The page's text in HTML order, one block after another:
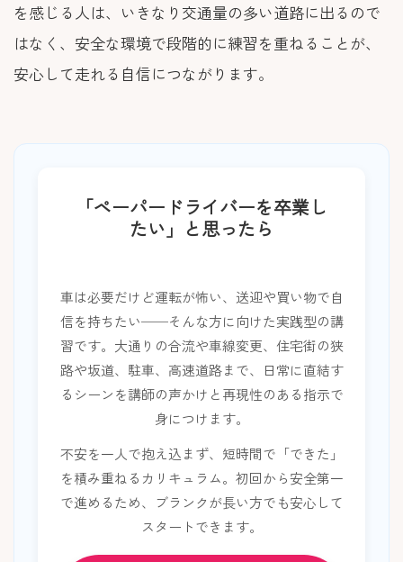
を感じる人は、いきなり交通量の多い道路に出るので
はなく、安全な環境で段階的に練習を重ねることが、
安心して走れる自信につながります。
「ペーパードライバーを卒業し
たい」と思ったら
車は必要だけど運転が怖い、送迎や買い物で自
信を持ちたい──そんな方に向けた実践型の講
習です。大通りの合流や車線変更、住宅街の狭
路や坂道、駐車、高速道路まで、日常に直結す
るシーンを講師の声かけと再現性のある指示で
身につけます。
不安を一人で抱え込まず、短時間で「できた」
を積み重ねるカリキュラム。初回から安全第一
で進めるため、ブランクが長い方でも安心して
スタートできます。